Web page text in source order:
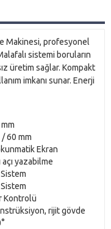
Makinesi, profesyonel
sistemi boruların
üretim sağlar. Kompakt
imkanı sunar. Enerji
60 mm
Ekran
açı yazabilme
Kontrolü
rijit gövde